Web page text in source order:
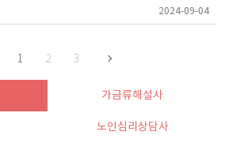
2024-09-04
1 2 3
가금류해설사
노인심리상담사